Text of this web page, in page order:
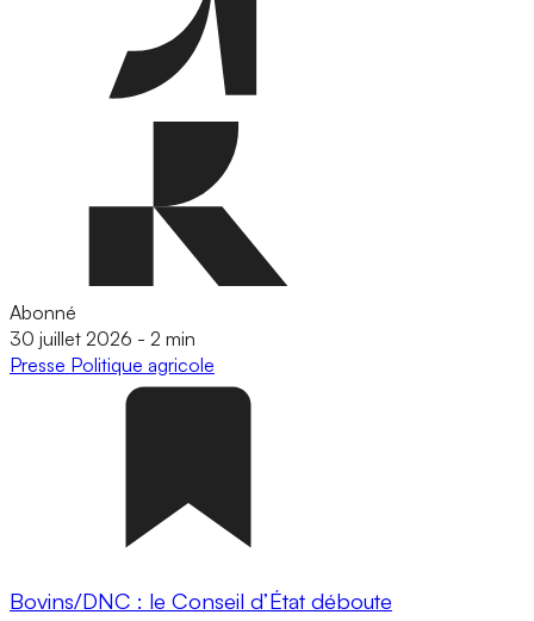
Abonné
30 juillet 2026 - 2 min
Presse Politique agricole
Bovins/DNC : le Conseil d’État déboute